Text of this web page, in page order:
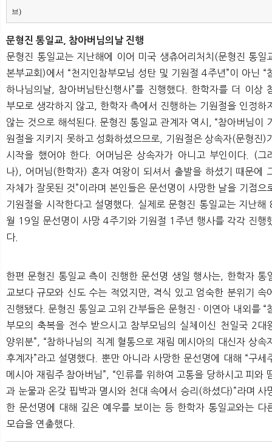
브)
문형진 통일교, 참아버님의날 진행
문형진 통일교는 지난해에 이어 미국 생츄어리처치(문형진 통일
본부교회)에서 “천지인참부모님 성탄 및 기원절 4주년”이 아닌 “
하나님의날, 참아버님탄신행사”를 진행했다. 한학자를 더 이상
부모로 생각하지 않고, 한학자 측에서 진행하는 기원절을 인정하
않는 것으로 해석된다. 문형진 통일교 관계자 역시, “참아버님이
원절을 지키지 못하고 성화하셨으므로, 기원절은 상속자(문형진)
시작을 했어야 한다. 어머님은 상속자가 아니고 부인이다. (그
나), 어머님(한학자) 혼자 여왕이 되셔서 출발을 하셨기 때문에
자체가 잘못된 것”이라며 본인들은 문선명이 사망한 날을 기점으
기원절을 시작한다고 설명했다. 실제로 문형진 통일교는 지난해
월 19일 문선명이 사망 4주기와 기원절 1주년 행사를 각각 진행
다.
한편 문형진 통일교 측이 진행한 문선명 생일 행사는, 한학자 통
교보다 규모와 신도 수는 적었지만, 격식 있고 엄숙한 분위기 속
진행됐다. 문형진 통일교 고위 간부들은 문형진 · 이연아 내외를 “
부모의 축복을 전수 받으시고 참부모님의 실체이신 천일국 2대
양위분”, “참하나님의 직계 혈통으로 재림 메시아의 대신자 상속
후계자”라고 설명했다. 뿐만 아니라 사망한 문선명에 대해 “구세
메시아 재림주 참아버님”, “인류를 위하여 고통을 당하시고 피와
과 눈물과 온갖 핍박과 멸시와 천대 속에서 승리(하셨다)”라며 사
한 문선명에 대해 깊은 예우를 보이는 등 한학자 통일교와는 다
모습을 연출했다.